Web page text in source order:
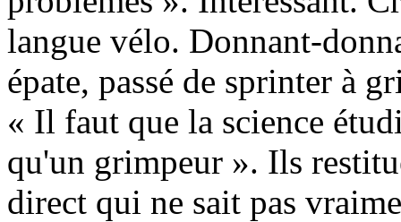
langue vélo. Donnant-
épate, passé de sprinter à
« Il faut que la science
qu'un grimpeur ». Ils
direct qui ne sait pas